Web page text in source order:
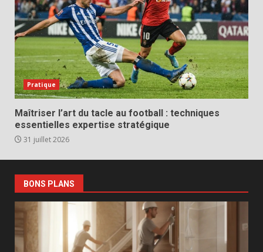
Pratique
Maîtriser l’art du tacle au football : techniques
essentielles expertise stratégique
31 juillet 2026
BONS PLANS